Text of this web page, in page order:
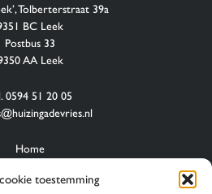
toestemming
Tolberterstraat 39a
BC Leek
Postbus 33
AA Leek
0594 51 20 05
Home
Diensten